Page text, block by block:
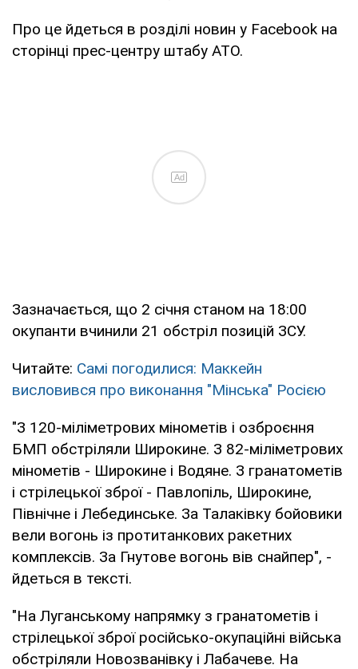
Про це йдеться в розділі новин у Facebook на
сторінці прес-центру штабу АТО.
Ad
Зазначається, що 2 січня станом на 18:00
окупанти вчинили 21 обстріл позицій ЗСУ.
Читайте: Самі погодилися: Маккейн
висловився про виконання "Мінська" Росією
"З 120-міліметрових мінометів і озброєння
БМП обстріляли Широкине. З 82-міліметрових
мінометів - Широкине і Водяне. З гранатометів
і стрілецької зброї - Павлопіль, Широкине,
Північне і Лебединське. За Талаківку бойовики
вели вогонь із протитанкових ракетних
комплексів. За Гнутове вогонь вів снайпер", -
йдеться в тексті.
"На Луганському напрямку з гранатометів і
стрілецької зброї російсько-окупаційні війська
обстріляли Новозванівку і Лабачеве. На